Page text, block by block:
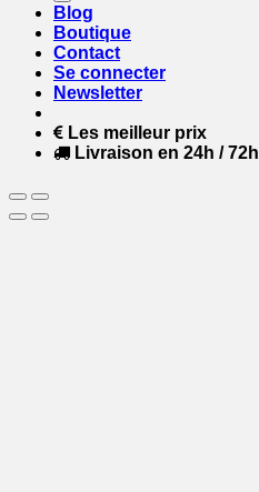
Blog
Boutique
Contact
Se connecter
Newsletter
Les meilleur prix
Livraison en 24h / 72h